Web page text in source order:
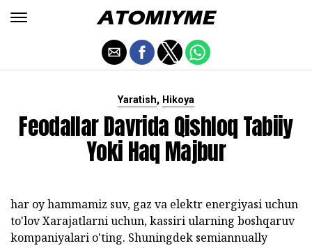
Yaratish, Hikoya
Feodallar Davrida Qishloq Tabiiy
Yoki Haq Majbur
har oy hammamiz suv, gaz va elektr energiyasi uchun
to'lov Xarajatlarni uchun, kassiri ularning boshqaruv
kompaniyalari o'ting. Shuningdek semiannually